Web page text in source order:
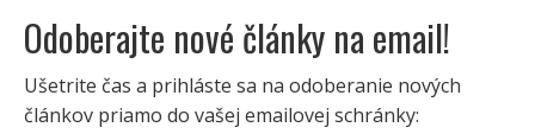
Odoberajte nové články na email!
Ušetrite čas a prihláste sa na odoberanie nových
článkov priamo do vašej emailovej schránky: